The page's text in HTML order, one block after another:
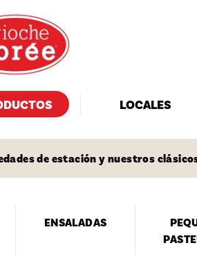
LOCALES
de estación y nuestros
ENSALADAS